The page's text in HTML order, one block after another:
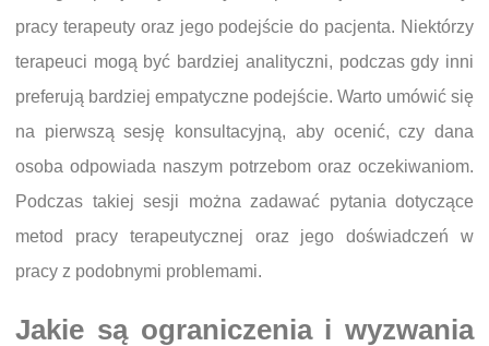
pracy terapeuty oraz jego podejście do pacjenta. Niektórzy
terapeuci mogą być bardziej analityczni, podczas gdy inni
preferują bardziej empatyczne podejście. Warto umówić się
na pierwszą sesję konsultacyjną, aby ocenić, czy dana
osoba odpowiada naszym potrzebom oraz oczekiwaniom.
Podczas takiej sesji można zadawać pytania dotyczące
metod pracy terapeutycznej oraz jego doświadczeń w
pracy z podobnymi problemami.
Jakie są ograniczenia i wyzwania